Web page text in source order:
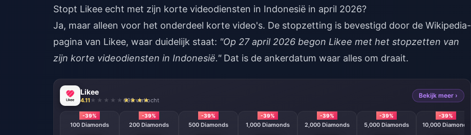
Stopt Likee echt met zijn korte videodiensten in Indonesië in april 2026?
Ja, maar alleen voor het onderdeel korte video's. De stopzetting is bevestigd door de Wikipedia-
pagina van Likee, waar duidelijk staat: "Op 27 april 2026 begon Likee met het stopzetten van
zijn korte videodiensten in Indonesië."Dat is de ankerdatum waar alles om draait.
Likee
4.11 698 verkocht
Bekijk meer ›
-39%
100 Diamonds
-39%
200 Diamonds
-39%
500 Diamonds
-39%
1,000 Diamonds
-39%
2,000 Diamonds
-39%
5,000 Diamonds
-39%
10,000 Diamonds